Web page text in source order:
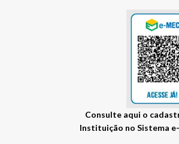
Consulte Visite
o
aqui o
Instituição no Sistema